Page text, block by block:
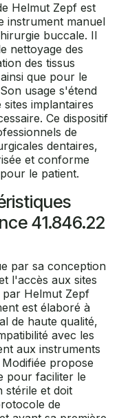
Helmut Zepf est
instrument manuel
buccale. Il
nettoyage des
des tissus
que pour le
usage s'étend
implantaires
Ce dispositif
de
dentaires,
et conforme
le patient.
41.846.22
par sa conception
l'accès aux sites
Helmut Zepf
est élaboré à
de haute qualité,
avec les
aux instruments
propose
pour faciliter le
stérile et doit
de